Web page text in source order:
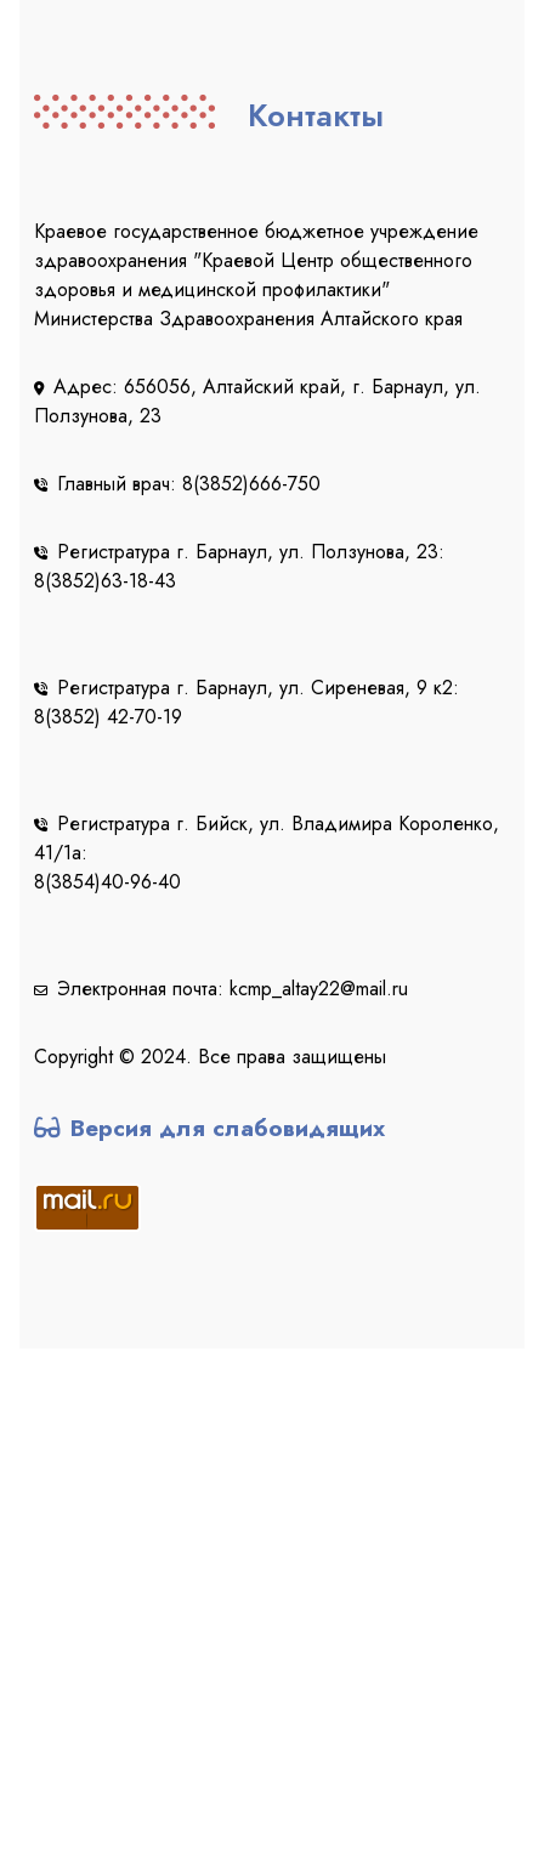
Контакты
Краевое государственное бюджетное учреждение
здравоохранения "Краевой Центр общественного
здоровья и медицинской профилактики"
Министерства Здравоохранения Алтайского края
Адрес: 656056, Алтайский край, г. Барнаул, ул.
Ползунова, 23
Главный врач: 8(3852)666-750
Регистратура г. Барнаул, ул. Ползунова, 23:
8(3852)63-18-43
Регистратура г. Барнаул, ул. Сиреневая, 9 к2:
8(3852) 42-70-19
Регистратура г. Бийск, ул. Владимира Короленко,
41/1a:
8(3854)40-96-40
Электронная почта: kcmp_altay22@mail.ru
Copyright © 2024. Все права защищены
Версия для слабовидящих